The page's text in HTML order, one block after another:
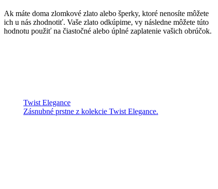
Twist Elegance
Zásnubné prstne z kolekcie Twist Elegance.
Ak máte doma zlomkové zlato alebo šperky, ktoré nenosíte môžete
ich u nás zhodnotiť. Vaše zlato odkúpime, vy následne môžete túto
hodnotu použiť na čiastočné alebo úplné zaplatenie vašich obrúčok.